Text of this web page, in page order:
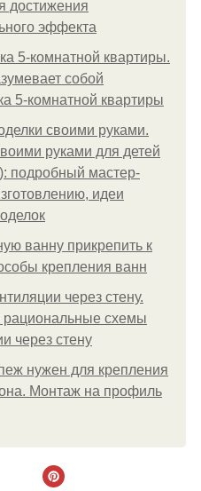
достижения
эффекта
5-комнатной квартиры.
собой
5-комнатной квартиры
своими руками.
руками для детей
подробный мастер-
идеи
ванну прикрепить к
крепления ванн
через стену.
рациональные схемы
через стену
нужен для крепления
Монтаж на профиль